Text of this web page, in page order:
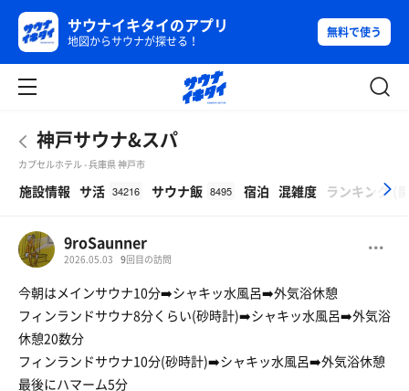
サウナイキタイのアプリ
地図からサウナが探せる！
無料で使う
神戸サウナ&スパ
カプセルホテル - 兵庫県 神戸市
施設情報 サ活 34216 サウナ飯 8495 宿泊 混雑度 ランキング
9roSaunner
2026.05.03 9回目の訪問
今朝はメインサウナ10分➡️シャキッ水風呂➡️外気浴休憩
フィンランドサウナ8分くらい(砂時計)➡️シャキッ水風呂➡️外気浴
休憩20数分
フィンランドサウナ10分(砂時計)➡️シャキッ水風呂➡️外気浴休憩
最後にハマーム5分